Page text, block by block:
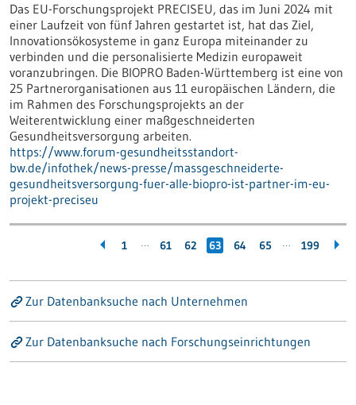
Das EU-Forschungsprojekt PRECISEU, das im Juni 2024 mit
einer Laufzeit von fünf Jahren gestartet ist, hat das Ziel,
Innovationsökosysteme in ganz Europa miteinander zu
verbinden und die personalisierte Medizin europaweit
voranzubringen. Die BIOPRO Baden-Württemberg ist eine von
25 Partnerorganisationen aus 11 europäischen Ländern, die
im Rahmen des Forschungsprojekts an der
Weiterentwicklung einer maßgeschneiderten
Gesundheitsversorgung arbeiten.
https://www.forum-gesundheitsstandort-
bw.de/infothek/news-presse/massgeschneiderte-
gesundheitsversorgung-fuer-alle-biopro-ist-partner-im-eu-
projekt-preciseu
1 … 61 62 63 64 65 … 199
Zur Datenbanksuche nach Unternehmen
Zur Datenbanksuche nach Forschungseinrichtungen